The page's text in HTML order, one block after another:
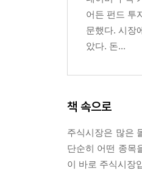
승률과 손익비의
승률과 손익비를
주가를 움직이는
수급에 대한 진실
주식 매매자들의
매집과 돌파 그리
어든 펀드 투
문했다. 시장
았다. 돈...
책 속으로
주식시장은 많은
단순히 어떤 종목
이 바로 주식시장